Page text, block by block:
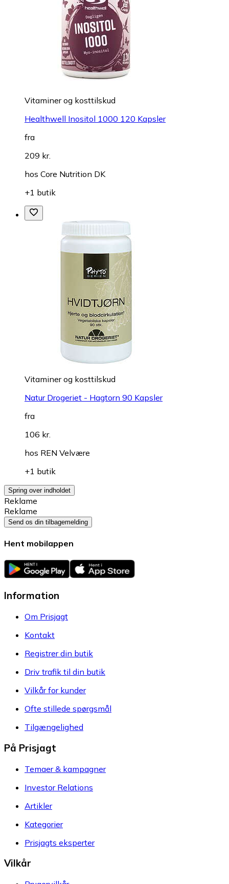
Vitaminer og kosttilskud
Healthwell Inositol 1000 120 Kapsler
fra
209 kr.
hos Core Nutrition DK
+1 butik
Vitaminer og kosttilskud
Natur Drogeriet - Hagtorn 90 Kapsler
fra
106 kr.
hos REN Velvære
+1 butik
Spring over indholdet
Reklame
Reklame
Send os din tilbagemelding
Hent mobilappen
Information
Om Prisjagt
Kontakt
Registrer din butik
Driv trafik til din butik
Vilkår for kunder
Ofte stillede spørgsmål
Tilgængelighed
På Prisjagt
Temaer & kampagner
Investor Relations
Artikler
Kategorier
Prisjagts eksperter
Vilkår